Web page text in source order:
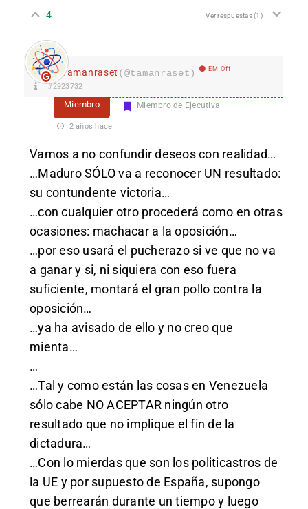
4 Ver respuestas(1)
Tamanraset (@tamanraset) EM Off
#2923732
Miembro Miembro de Ejecutiva
2 años hace
Vamos a no confundir deseos con realidad…
…Maduro SÓLO va a reconocer UN resultado:
su contundente victoria…
…con cualquier otro procederá como en otras
ocasiones: machacar a la oposición…
…por eso usará el pucherazo si ve que no va
a ganar y si, ni siquiera con eso fuera
suficiente, montará el gran pollo contra la
oposición…
…ya ha avisado de ello y no creo que
mienta…
…
…Tal y como están las cosas en Venezuela
sólo cabe NO ACEPTAR ningún otro
resultado que no implique el fin de la
dictadura…
…Con lo mierdas que son los politicastros de
la UE y por supuesto de España, supongo
que berrearán durante un tiempo y luego